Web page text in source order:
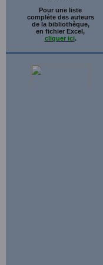
Pour une liste
complète des auteurs
de la bibliothèque,
en fichier Excel,
cliquer ici.